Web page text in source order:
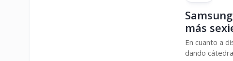
más
En cuanto a
dando